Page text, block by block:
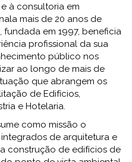
à consultoria em
mais de 20 anos de
fundada em 1997, beneficia
profissional da sua
público nos
ao longo de mais de
que abrangem os
de Edifícios,
e Hotelaria.
como missão o
de arquitetura e
construção de edifícios de